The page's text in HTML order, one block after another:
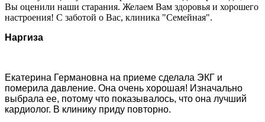
Вы оценили наши старания. Желаем Вам здоровья и хорошего
настроения! С заботой о Вас, клиника "Семейная".
Наргиза
Екатерина Германовна на приеме сделала ЭКГ и
померила давление. Она очень хорошая! Изначально
выбрала ее, потому что показывалось, что она лучший
кардиолог. В клинику приду повторно.